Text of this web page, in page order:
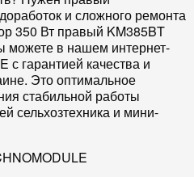
и сложного ремонта
350 Вт правый KM385BT
можете в нашем интернет-
с гарантией качества и
Это оптимальное
стабильной работы
сельхозтехника и мини-